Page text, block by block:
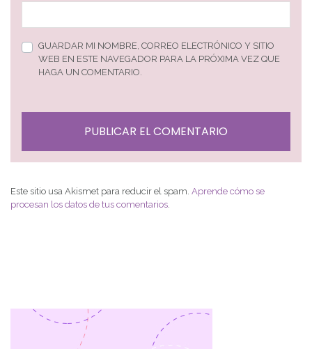
GUARDAR MI NOMBRE, CORREO ELECTRÓNICO Y SITIO
WEB EN ESTE NAVEGADOR PARA LA PRÓXIMA VEZ QUE
HAGA UN COMENTARIO.
Este sitio usa Akismet para reducir el spam. Aprende cómo se
procesan los datos de tus comentarios.